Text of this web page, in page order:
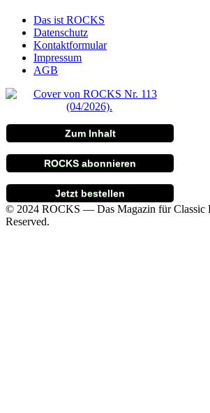
Das ist ROCKS
Datenschutz
Kontaktformular
Impressum
AGB
Zum Inhalt
ROCKS abonnieren
Jetzt bestellen
© 2024 ROCKS — Das Magazin für Classic
Reserved.